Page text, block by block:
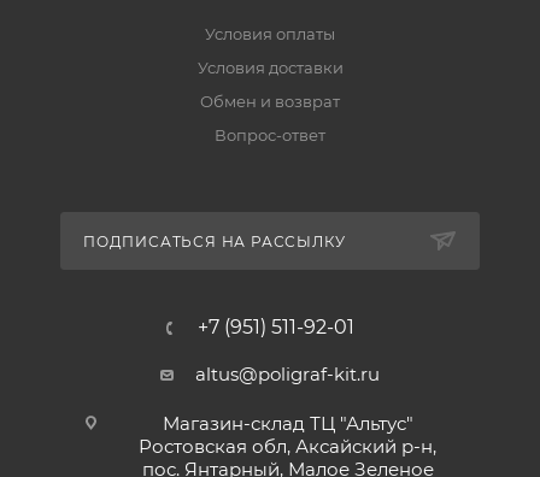
Условия оплаты
Условия доставки
Обмен и возврат
Вопрос-ответ
ПОДПИСАТЬСЯ НА РАССЫЛКУ
+7 (951) 511-92-01
altus@poligraf-kit.ru
Магазин-склад ТЦ "Альтус"
Ростовская обл, Аксайский р-н,
пос. Янтарный, Малое Зеленое